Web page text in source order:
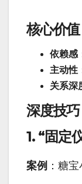
核心价值
依赖感
主动性
关系深
深度技巧
1. “固定
案例 ：糖